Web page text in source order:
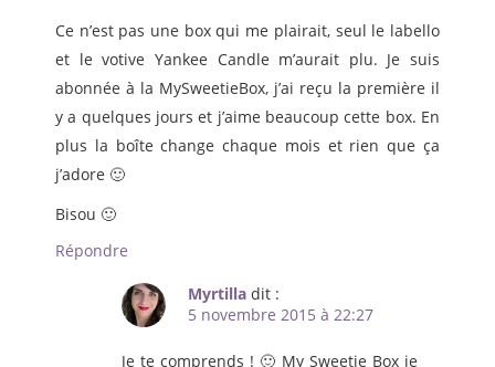
Ce n’est pas une box qui me plairait, seul le labello
et le votive Yankee Candle m’aurait plu. Je suis
abonnée à la MySweetieBox, j’ai reçu la première il
y a quelques jours et j’aime beaucoup cette box. En
plus la boîte change chaque mois et rien que ça
j’adore 🙂
Bisou 🙂
Répondre
Myrtilla dit :
5 novembre 2015 à 22:27
Je te comprends ! 🙂 My Sweetie Box je